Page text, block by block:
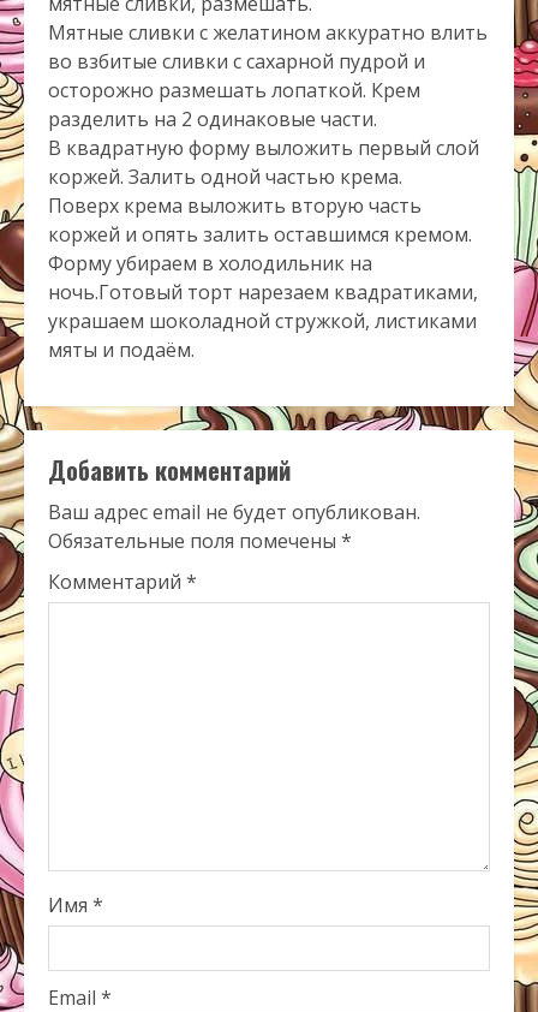
Мятные сливки с желатином аккуратно влить
во взбитые сливки с сахарной пудрой и
осторожно размешать лопаткой. Крем
разделить на 2 одинаковые части.
В квадратную форму выложить первый слой
коржей. Залить одной частью крема.
Поверх крема выложить вторую часть
коржей и опять залить оставшимся кремом.
Форму убираем в холодильник на
ночь.Готовый торт нарезаем квадратиками,
украшаем шоколадной стружкой, листиками
мяты и подаём.
Добавить комментарий
Ваш адрес email не будет опубликован.
Обязательные поля помечены *
Комментарий *
Имя *
Email *